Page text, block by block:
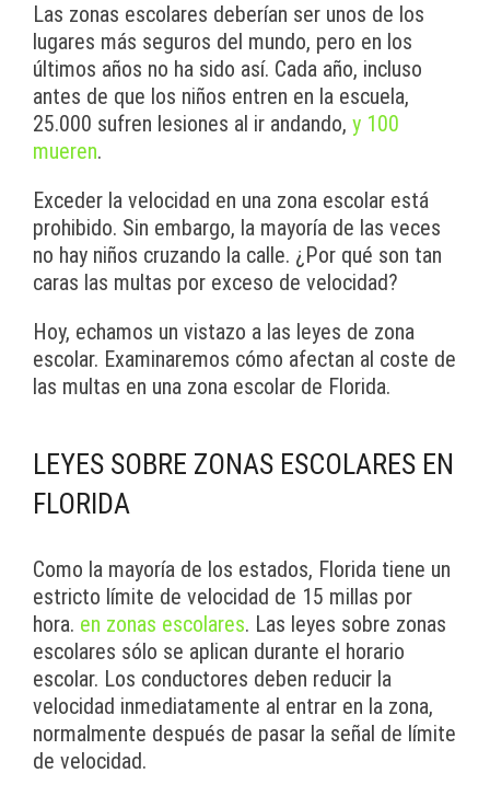
Las zonas escolares deberían ser unos de los
lugares más seguros del mundo, pero en los
últimos años no ha sido así. Cada año, incluso
antes de que los niños entren en la escuela,
25.000 sufren lesiones al ir andando, y 100
mueren.
Exceder la velocidad en una zona escolar está
prohibido. Sin embargo, la mayoría de las veces
no hay niños cruzando la calle. ¿Por qué son tan
caras las multas por exceso de velocidad?
Hoy, echamos un vistazo a las leyes de zona
escolar. Examinaremos cómo afectan al coste de
las multas en una zona escolar de Florida.
LEYES SOBRE ZONAS ESCOLARES EN
FLORIDA
Como la mayoría de los estados, Florida tiene un
estricto límite de velocidad de 15 millas por
hora. en zonas escolares. Las leyes sobre zonas
escolares sólo se aplican durante el horario
escolar. Los conductores deben reducir la
velocidad inmediatamente al entrar en la zona,
normalmente después de pasar la señal de límite
de velocidad.